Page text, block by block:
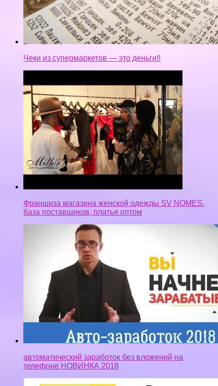
Чеки из супермаркетов — это деньги!!
Франшиза магазина женской одежды SV NOMES.
база поставщиков, платья оптом
автоматический заработок без вложений на
телефоне НОВИНКА 2018